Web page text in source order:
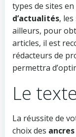
types de sites
d’actualités, les
ailleurs, pour
articles, il est
rédacteurs de
permettra
Le
La réussite de
choix des